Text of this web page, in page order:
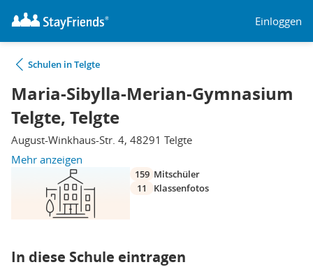
Einloggen
Schulen in Telgte
Maria-Sibylla-Merian-Gymnasium
Telgte, Telgte
August-Winkhaus-Str. 4, 48291 Telgte
Mehr anzeigen
159 Mitschüler
11
Klassenfotos
In diese Schule eintragen